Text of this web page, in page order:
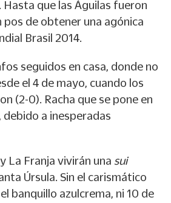
que las Águilas fueron
pos de obtener una agónica
Brasil 2014.
seguidos en casa, donde no
el 4 de mayo, cuando los
(2-0). Racha que se pone en
a inesperadas
La Franja vivirán una sui
Úrsula. Sin el carismático
banquillo azulcrema, ni 10 de